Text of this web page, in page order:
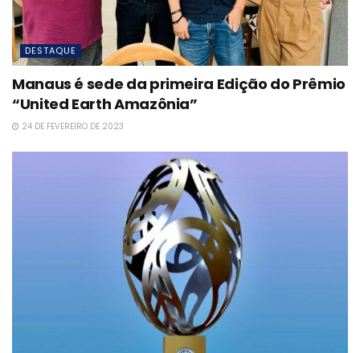
DESTAQUE
Manaus é sede da primeira Edição do Prêmio
“United Earth Amazônia”
24 DE FEVEREIRO DE 2023